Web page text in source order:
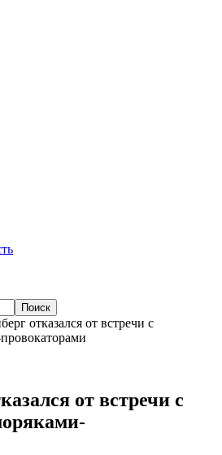
отказался от встречи с
от встречи с